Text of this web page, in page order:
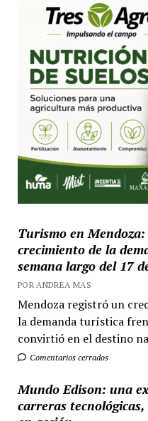
Turismo en
crecimiento de la
semana largo del 17
POR ANDREA MAS
Mendoza registró un
la demanda turística
convirtió en el destino
Comentarios cerrados
Mundo Edison: una
carreras